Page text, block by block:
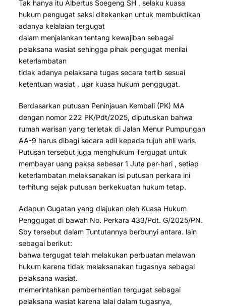
Tak hanya itu Albertus Soegeng SH , selaku kuasa
hukum pengugat saksi ditekankan untuk membuktikan
adanya kelalaian tergugat
dalam menjalankan tentang kewajiban sebagai
pelaksana wasiat sehingga pihak pengugat menilai
keterlambatan
tidak adanya pelaksana tugas secara tertib sesuai
ketentuan wasiat , ujar kuasa hukum penggugat.
Berdasarkan putusan Peninjauan Kembali (PK) MA
dengan nomor 222 PK/Pdt/2025, diputuskan bahwa
rumah warisan yang terletak di Jalan Menur Pumpungan
AA-9 harus dibagi secara adil kepada tujuh ahli waris.
Putusan tersebut juga menghukum Tergugat untuk
membayar uang paksa sebesar 1 Juta per-hari , setiap
keterlambatan melaksanakan isi putusan perkara ini
terhitung sejak putusan berkekuatan hukum tetap.
Adapun Gugatan yang diajukan oleh Kuasa Hukum
Penggugat di bawah No. Perkara 433/Pdt. G/2025/PN.
Sby tersebut dalam Tuntutannya berbunyi antara. lain
sebagai berikut:
bahwa tergugat telah melakukan perbuatan melawan
hukum karena tidak melaksanakan tugasnya sebagai
pelaksana wasiat.
memerintahkan pemberhentian tergugat sebagai
pelaksana wasiat karena lalai dalam tugasnya,